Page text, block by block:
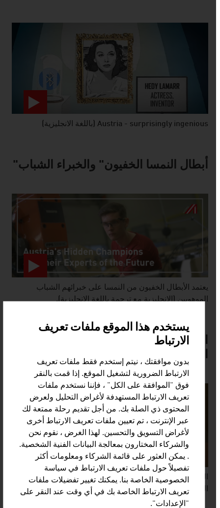
Austria - surprisingly ingenious (باللغة الانجليزية)
أبطال النمسا الخفيون" والخبراء الشباب"
يعتمد الأبطال الخفيون من النمسا على خبرائهم الشباب
الموهوبين (الإنجليزية مع ترجمة باللغة الإنجليزية).
العمود الفقري للاقتصاد النمساوي:
الشركات الصغيرة والمتوسطة
الشركات الصغيرة والمتوسطة هي العمود الفقري للاقتصاد
النمساوي. (الإنجليزية مع ترجمة باللغة الإنجليزية).
video abspielen
يستخدم هذا الموقع ملفات تعريف
الارتباط
بدون موافقتك ، نيتم إستخدم فقط ملفات تعريف
الارتباط الضرورية لتشغيل الموقع. إذا قمت بالنقر
فوق "الموافقة على الكل" ، فإننا نستخدم ملفات
تعريف الارتباط المستهدفة لأغراض التحليل ولعرض
المحتوى ذي الصلة بك. من أجل تقديم رحلة ممتعة لك
عبر الإنترنت ، تم تعيين ملفات تعريف الارتباط أخرى
لأغراض التسويق والتحسين. لهذا الغرض ، نقوم نحن
والشركاء المختارون بمعالجة البيانات الفنية الشخصية.
. يمكن العثور على قائمة الشركاء ومعلومات أكثر
تفصيلاً حول ملفات تعريف الارتباط في سياسة
الخصوصية الخاصة بنا. يمكنك تغيير تفضيلات ملفات
تعريف الارتباط الخاصة بك في أي وقت عند النقر على
"الإعدادات".